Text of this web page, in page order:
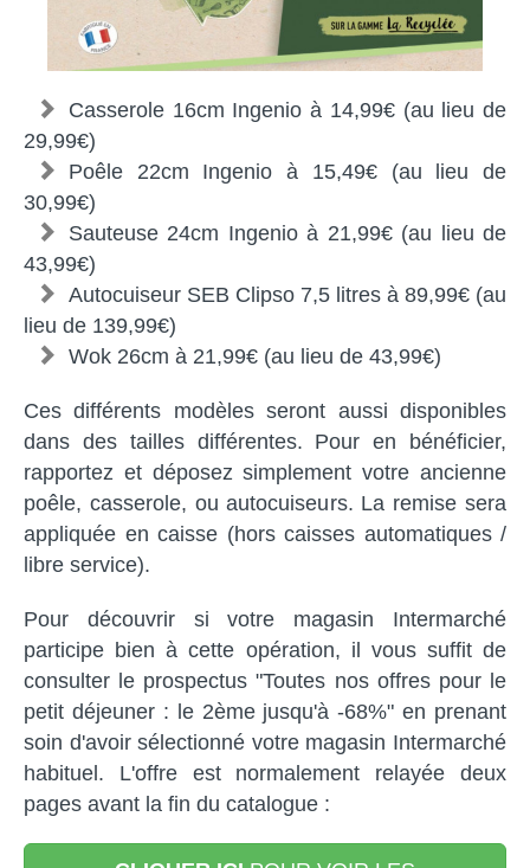
Casserole 16cm Ingenio à 14,99€ (au lieu de
29,99€)
Poêle 22cm Ingenio à 15,49€ (au lieu de
30,99€)
Sauteuse 24cm Ingenio à 21,99€ (au lieu de
43,99€)
Autocuiseur SEB Clipso 7,5 litres à 89,99€ (au
lieu de 139,99€)
Wok 26cm à 21,99€ (au lieu de 43,99€)
Ces différents modèles seront aussi disponibles
dans des tailles différentes. Pour en bénéficier,
rapportez et déposez simplement votre ancienne
poêle, casserole, ou autocuiseurs. La remise sera
appliquée en caisse (hors caisses automatiques /
libre service).
Pour découvrir si votre magasin Intermarché
participe bien à cette opération, il vous suffit de
consulter le prospectus "Toutes nos offres pour le
petit déjeuner : le 2ème jusqu'à -68%" en prenant
soin d'avoir sélectionné votre magasin Intermarché
habituel. L'offre est normalement relayée deux
pages avant la fin du catalogue :